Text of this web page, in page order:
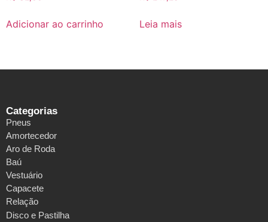
Adicionar ao carrinho Leia mais
Categorias
Pneus
Amortecedor
Aro de Roda
Baú
Vestuário
Capacete
Relação
Disco e Pastilha